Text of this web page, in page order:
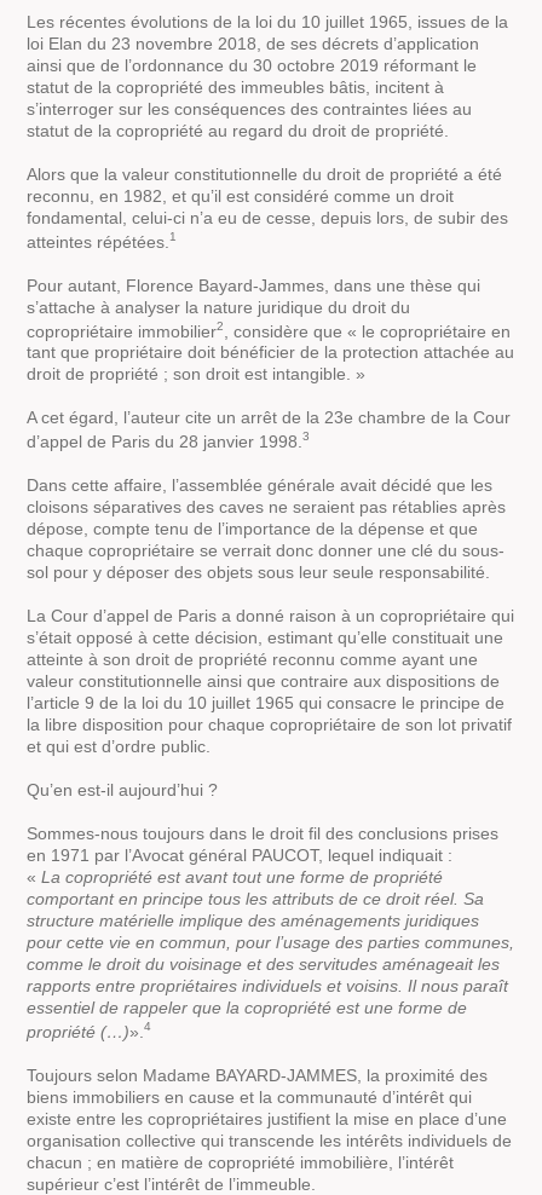
Les récentes évolutions de la loi du 10 juillet 1965, issues de la
loi Elan du 23 novembre 2018, de ses décrets d’application
ainsi que de l’ordonnance du 30 octobre 2019 réformant le
statut de la copropriété des immeubles bâtis, incitent à
s’interroger sur les conséquences des contraintes liées au
statut de la copropriété au regard du droit de propriété.
Alors que la valeur constitutionnelle du droit de propriété a été
reconnu, en 1982, et qu’il est considéré comme un droit
fondamental, celui-ci n’a eu de cesse, depuis lors, de subir des
atteintes répétées.1
Pour autant, Florence Bayard-Jammes, dans une thèse qui
s’attache à analyser la nature juridique du droit du
copropriétaire immobilier2
, considère que « le copropriétaire en
tant que propriétaire doit bénéficier de la protection attachée au
droit de propriété ; son droit est intangible. »
A cet égard, l’auteur cite un arrêt de la 23e chambre de la Cour
d’appel de Paris du 28 janvier 1998.3
Dans cette affaire, l’assemblée générale avait décidé que les
cloisons séparatives des caves ne seraient pas rétablies après
dépose, compte tenu de l’importance de la dépense et que
chaque copropriétaire se verrait donc donner une clé du sous-
sol pour y déposer des objets sous leur seule responsabilité.
La Cour d’appel de Paris a donné raison à un copropriétaire qui
s’était opposé à cette décision, estimant qu’elle constituait une
atteinte à son droit de propriété reconnu comme ayant une
valeur constitutionnelle ainsi que contraire aux dispositions de
l’article 9 de la loi du 10 juillet 1965 qui consacre le principe de
la libre disposition pour chaque copropriétaire de son lot privatif
et qui est d’ordre public.
Qu’en est-il aujourd’hui ?
Sommes-nous toujours dans le droit fil des conclusions prises
en 1971 par l’Avocat général PAUCOT, lequel indiquait :
« La copropriété est avant tout une forme de propriété
comportant en principe tous les attributs de ce droit réel. Sa
structure matérielle implique des aménagements juridiques
pour cette vie en commun, pour l’usage des parties communes,
comme le droit du voisinage et des servitudes aménageait les
rapports entre propriétaires individuels et voisins. Il nous paraît
essentiel de rappeler que la copropriété est une forme de
propriété (…)».4
Toujours selon Madame BAYARD-JAMMES, la proximité des
biens immobiliers en cause et la communauté d’intérêt qui
existe entre les copropriétaires justifient la mise en place d’une
organisation collective qui transcende les intérêts individuels de
chacun ; en matière de copropriété immobilière, l’intérêt
supérieur c’est l’intérêt de l’immeuble.